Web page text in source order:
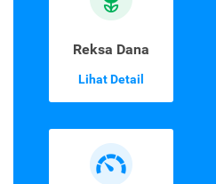
Reksa Dana
Lihat Detail